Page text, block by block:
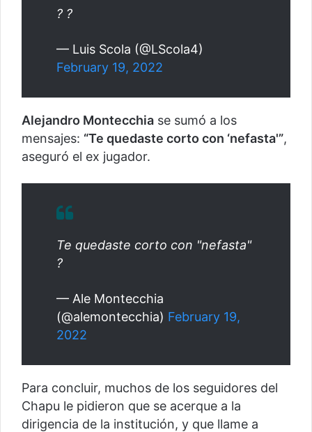
? ?
— Luis Scola (@LScola4)
February 19, 2022
Alejandro Montecchia se sumó a los
mensajes: “Te quedaste corto con ‘nefasta'”,
aseguró el ex jugador.
Te quedaste corto con "nefasta"
?
— Ale Montecchia
(@alemontecchia) February 19,
2022
Para concluir, muchos de los seguidores del
Chapu le pidieron que se acerque a la
dirigencia de la institución, y que llame a